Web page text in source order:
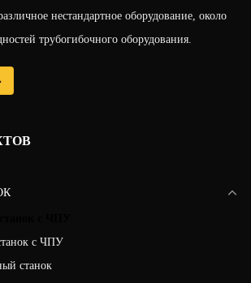
нестандартное оборудование, около
трубогибочного оборудования.
с ЧПУ
станок